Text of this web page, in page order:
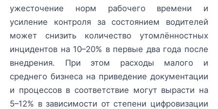
ужесточение норм рабочего времени и
усиление контроля за состоянием водителей
может снизить количество утомлённостных
инцидентов на 10–20% в первые два года после
внедрения. При этом расходы малого и
среднего бизнеса на приведение документации
и процессов в соответствие могут вырасти на
5–12% в зависимости от степени цифровизации